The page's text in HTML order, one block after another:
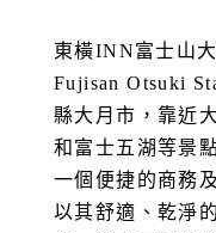
東橫INN富士山
Fujisan Otsuki
縣大月市，靠近
和富士五湖等景
一個便捷的商務
以其舒適、乾淨